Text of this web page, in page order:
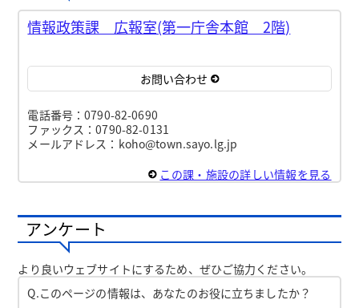
情報政策課 広報室(第一庁舎本館 2階)
お問い合わせ
電話番号：0790-82-0690
ファックス：0790-82-0131
メールアドレス：koho@town.sayo.lg.jp
この課・施設の詳しい情報を見る
アンケート
より良いウェブサイトにするため、ぜひご協力ください。
Q.このページの情報は、あなたのお役に立ちましたか？